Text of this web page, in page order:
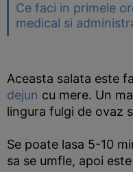
Ce faci in primele
medical si
Aceasta salata este
dejun cu mere. Un
lingura fulgi de ovaz
Se poate lasa 5-10
sa se umfle, apoi